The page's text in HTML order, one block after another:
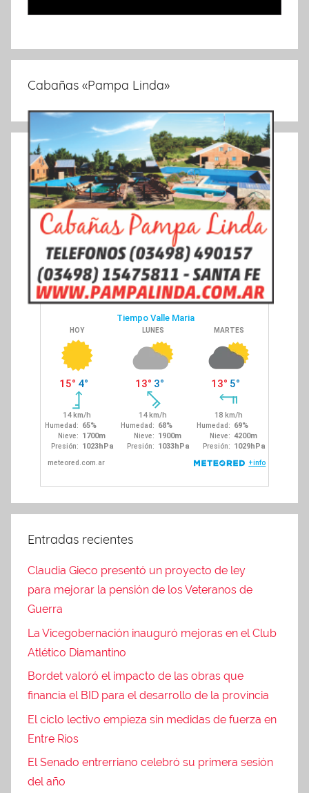
Cabañas «Pampa Linda»
Entradas recientes
Claudia Gieco presentó un proyecto de ley
para mejorar la pensión de los Veteranos de
Guerra
La Vicegobernación inauguró mejoras en el Club
Atlético Diamantino
Bordet valoró el impacto de las obras que
financia el BID para el desarrollo de la provincia
El ciclo lectivo empieza sin medidas de fuerza en
Entre Ríos
El Senado entrerriano celebró su primera sesión
del año